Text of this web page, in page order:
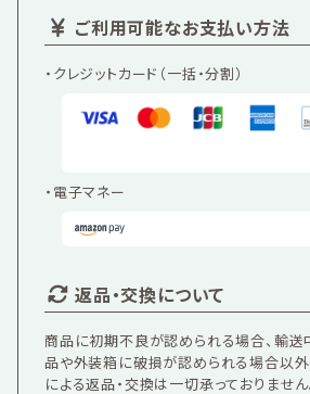
ご利用可能なお支払い方法
・クレジットカード（一括・分割）
・電子マネー
返品・交換について
商品に初期不良が認められる場合、輸
品や外装箱に破損が認められる場合以
による返品・交換は一切承っておりません